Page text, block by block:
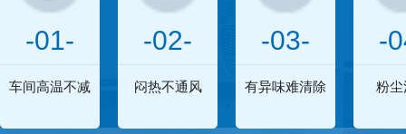
-01-
车间高温不减
-02-
闷热不通风
-03-
有异味难清除
-
粉尘